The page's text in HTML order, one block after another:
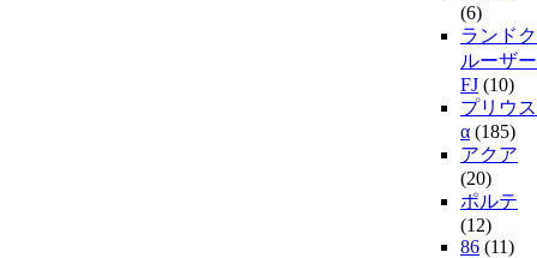
(6)
ランドク
ルーザー
FJ (10)
プリウス
α (185)
アクア
(20)
ポルテ
(12)
86 (11)